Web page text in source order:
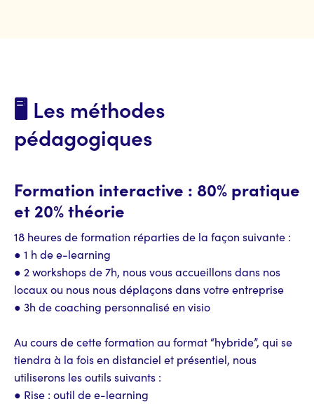
🖥️ Les méthodes
pédagogiques
Formation interactive : 80% pratique
et 20% théorie
18 heures de formation réparties de la façon suivante :
● 1 h de e-learning
● 2 workshops de 7h, nous vous accueillons dans nos
locaux ou nous nous déplaçons dans votre entreprise
● 3h de coaching personnalisé en visio
Au cours de cette formation au format “hybride”, qui se
tiendra à la fois en distanciel et présentiel, nous
utiliserons les outils suivants :
● Rise : outil de e-learning